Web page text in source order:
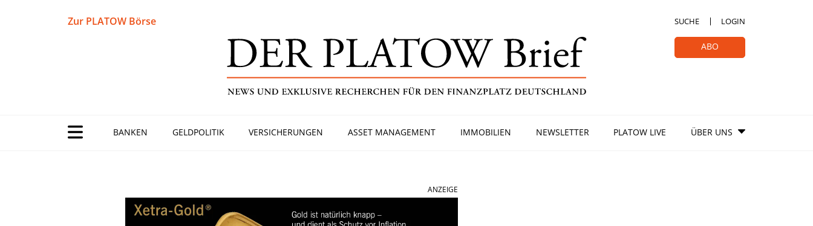
Zur PLATOW Börse SUCHE LOGIN
ABO
BANKEN GELDPOLITIK VERSICHERUNGEN ASSET MANAGEMENT IMMOBILIEN NEWSLETTER PLATOW LIVE ÜBER UNS
ANZEIGE